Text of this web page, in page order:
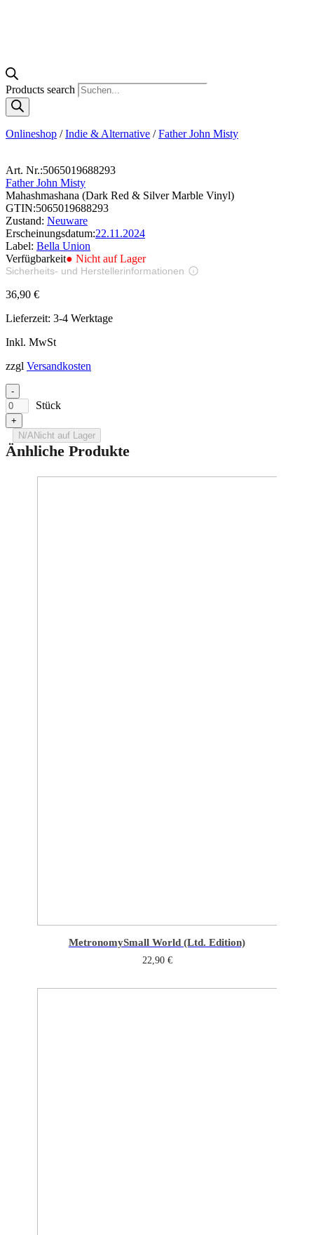
Products search
Onlineshop /Indie & Alternative /Father John Misty
Art. Nr.:5065019688293
Father John Misty
Mahashmashana (Dark Red & Silver Marble Vinyl)
GTIN:5065019688293
Zustand: Neuware
Erscheinungsdatum:22.11.2024
Label: Bella Union
Verfügbarkeit● Nicht auf Lager
Sicherheits- und Herstellerinformationen
36,90 €
Lieferzeit: 3-4 Werktage
Inkl. MwSt
zzgl Versandkosten
-
Stück
+
N/ANicht auf Lager
Änhliche Produkte
MetronomySmall World (Ltd. Edition)
22,90 €